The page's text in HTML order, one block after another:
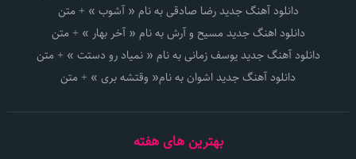
دانلود آهنگ جدید رضا صادقی به نام « آشوب » + متن
دانلود اهنگ جدید مسیح و آرش به نام « آخر بهار » + متن
دانلود آهنگ جدید یوسف زمانی به نام « نمیاد رو دستت » + متن
دانلود آهنگ جدید اشوان به نام« وقتشه بری » + متن
بهترین های هفته